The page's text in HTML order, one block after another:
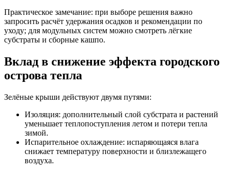
Практическое замечание: при выборе решения важно
запросить расчёт удержания осадков и рекомендации по
уходу; для модульных систем можно смотреть лёгкие
субстраты и сборные кашпо.
Вклад в снижение эффекта городского
острова тепла
Зелёные крыши действуют двумя путями:
Изоляция: дополнительный слой субстрата и растений
уменьшает теплопоступления летом и потери тепла
зимой.
Испарительное охлаждение: испаряющаяся влага
снижает температуру поверхности и близлежащего
воздуха.